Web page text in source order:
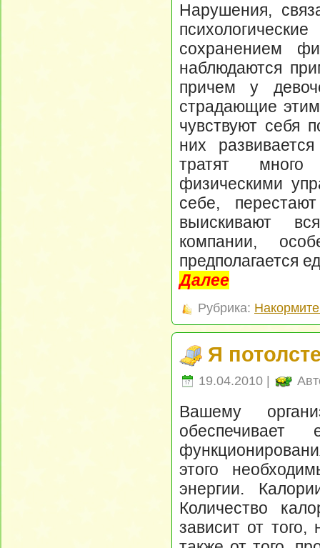
Нарушения,
сохранением
наблюдаются
причем у
страдающие
чувствуют себя
них
тратят
физическими
себе,
выискивают
компании,
предполагается
Далее
Рубрика:
Я
19.04.2010 |
Вашему
этого
энергии.
Количество
зависит от того,